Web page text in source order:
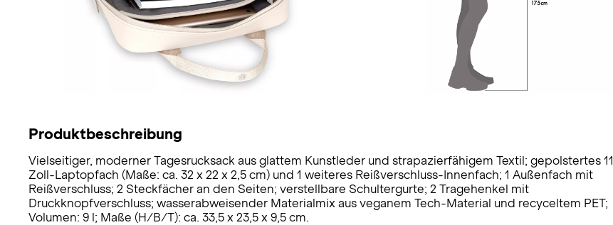
Produktbeschreibung
Vielseitiger, moderner Tagesrucksack aus glattem Kunstleder und strapazierfähigem Textil; gepolstertes 11
Zoll-Laptopfach (Maße: ca. 32 x 22 x 2,5 cm) und 1 weiteres Reißverschluss-Innenfach; 1 Außenfach mit
Reißverschluss; 2 Steckfächer an den Seiten; verstellbare Schultergurte; 2 Tragehenkel mit
Druckknopfverschluss; wasserabweisender Materialmix aus veganem Tech-Material und recyceltem PET;
Volumen: 9 l; Maße (H/B/T): ca. 33,5 x 23,5 x 9,5 cm.